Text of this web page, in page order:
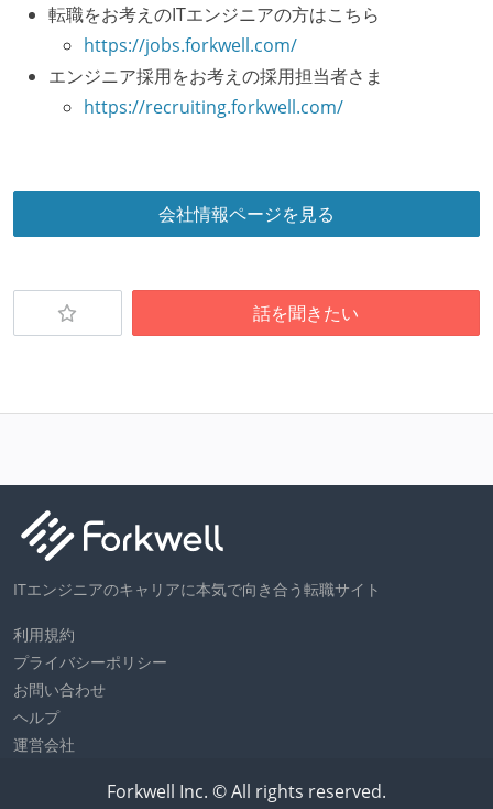
転職をお考えのITエンジニアの方はこちら
https://jobs.forkwell.com/
エンジニア採用をお考えの採用担当者さま
https://recruiting.forkwell.com/
会社情報ページを見る
話を聞きたい
ITエンジニアのキャリアに本気で向き合う転職サイト
利用規約
プライバシーポリシー
お問い合わせ
ヘルプ
運営会社
Forkwell Inc. © All rights reserved.